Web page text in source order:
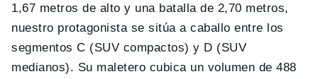
1,67 metros de alto y una batalla de 2,70 metros,
nuestro protagonista se sitúa a caballo entre los
segmentos C (SUV compactos) y D (SUV
medianos). Su maletero cubica un volumen de 488